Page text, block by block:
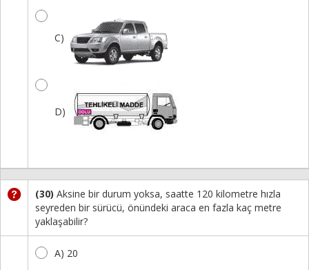
C)
D)
(30) Aksine bir durum yoksa, saatte 120 kilometre hızla
seyreden bir sürücü, önündeki araca en fazla kaç metre
yaklaşabilir?
A) 20